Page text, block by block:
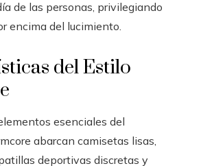
de las personas, privilegiando
encima del lucimiento.
del Estilo
esenciales del
abarcan camisetas lisas,
deportivas discretas y